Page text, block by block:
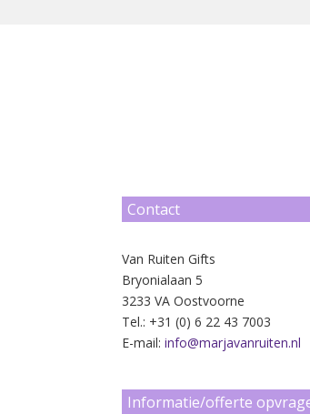
Contact
Van Ruiten Gifts
Bryonialaan 5
3233 VA Oostvoorne
Tel.: +31 (0) 6 22 43 7003
E-mail:info@marjavanruiten.nl
Informatie/offerte